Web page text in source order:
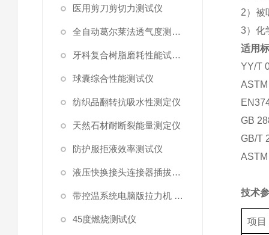
医用剪刀剪切力测试仪
全自动葛尔莱法透气度测试仪
牙科复合树脂磨耗性能试验仪
球囊综合性能测试仪
纺织品翻转抗吸水性测定仪
天然石材耐断裂能量测定仪
防护服拒液效率测试仪
液压快换接头连接器插拔泄漏测试仪
带控温系统电脑版拉力机 统电脑版拉力机
45度燃烧测试仪
2）被
3）化
适用
YY/T
GB
GB/T
技术
项目